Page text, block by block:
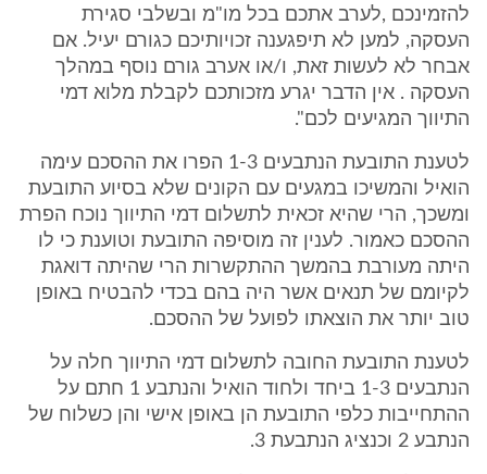
להזמינכם ,לערב אתכם בכל מו"מ ובשלבי סגירת
העסקה, למען לא תיפגענה זכויותיכם כגורם יעיל. אם
אבחר לא לעשות זאת, ו/או אערב גורם נוסף במהלך
העסקה . אין הדבר יגרע מזכותכם לקבלת מלוא דמי
התיווך המגיעים לכם".
לטענת התובעת הנתבעים 1-3 הפרו את ההסכם עימה
הואיל והמשיכו במגעים עם הקונים שלא בסיוע התובעת
ומשכך, הרי שהיא זכאית לתשלום דמי התיווך נוכח הפרת
ההסכם כאמור. לענין זה מוסיפה התובעת וטוענת כי לו
היתה מעורבת בהמשך ההתקשרות הרי שהיתה דואגת
לקיומם של תנאים אשר היה בהם בכדי להבטיח באופן
טוב יותר את הוצאתו לפועל של ההסכם.
לטענת התובעת החובה לתשלום דמי התיווך חלה על
הנתבעים 1-3 ביחד ולחוד הואיל והנתבע 1 חתם על
ההתחייבות כלפי התובעת הן באופן אישי והן כשלוח של
הנתבע 2 וכנציג הנתבעת 3.